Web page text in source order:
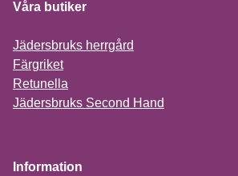
Våra butiker
Jädersbruks herrgård
Färgriket
Retunella
Jädersbruks Second Hand
Information